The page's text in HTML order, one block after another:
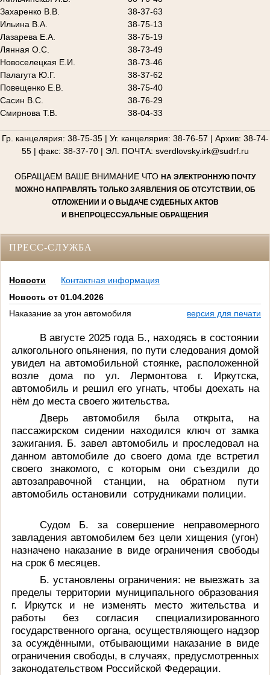
Захаренко В.В.
38-37-63
Ильина В.А.
38-75-13
Лазарева Е.А.
38-75-19
Лянная О.С.
38-73-49
Новоселецкая Е.И.
38-73-46
Палагута Ю.Г.
38-37-62
Повещенко Е.В.
38-75-40
Сасин В.С.
38-76-29
Смирнова Т.В.
38-04-33
Гр. канцелярия: 38-75-35 | Уг. канцелярия: 38-76-57 | Архив: 38-74-
55 | факс: 38-37-70 | ЭЛ. ПОЧТА: sverdlovsky.irk@sudrf.ru
ОБРАЩАЕМ ВАШЕ ВНИМАНИЕ ЧТО НА ЭЛЕКТРОННУЮ ПОЧТУ
МОЖНО НАПРАВЛЯТЬ ТОЛЬКО ЗАЯВЛЕНИЯ ОБ ОТСУТСТВИИ, ОБ
ОТЛОЖЕНИИ И О ВЫДАЧЕ СУДЕБНЫХ АКТОВ
И ВНЕПРОЦЕССУАЛЬНЫЕ ОБРАЩЕНИЯ
ПРЕСС-СЛУЖБА
Новости
Контактная информация
Новость от 01.04.2026
Наказание за угон автомобиля
версия для печати
В августе 2025 года Б., находясь в состоянии
алкогольного опьянения, по пути следования домой
увидел на автомобильной стоянке, расположенной
возле дома по ул. Лермонтова г. Иркутска,
автомобиль и решил его угнать, чтобы доехать на
нём до места своего жительства.
Дверь автомобиля была открыта, на
пассажирском сидении находился ключ от замка
зажигания. Б. завел автомобиль и проследовал на
данном автомобиле до своего дома где встретил
своего знакомого, с которым они съездили до
автозаправочной станции, на обратном пути
автомобиль остановили сотрудниками полиции.
Судом Б. за совершение неправомерного
завладения автомобилем без цели хищения (угон)
назначено наказание в виде ограничения свободы
на срок 6 месяцев.
Б. установлены ограничения: не выезжать за
пределы территории муниципального образования
г. Иркутск и не изменять место жительства и
работы без согласия специализированного
государственного органа, осуществляющего надзор
за осуждёнными, отбывающими наказание в виде
ограничения свободы, в случаях, предусмотренных
законодательством Российской Федерации.